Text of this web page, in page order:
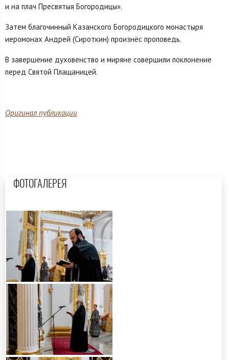
и на плач Пресвятыя Богородицы».
Затем благочинный Казанского Богородицкого монастыря
иеромонах Андрей (Сироткин) произнёс проповедь.
В завершение духовенство и миряне совершили поклонение
перед Святой Плащаницей.
Оригинал публикации
ФОТОГАЛЕРЕЯ